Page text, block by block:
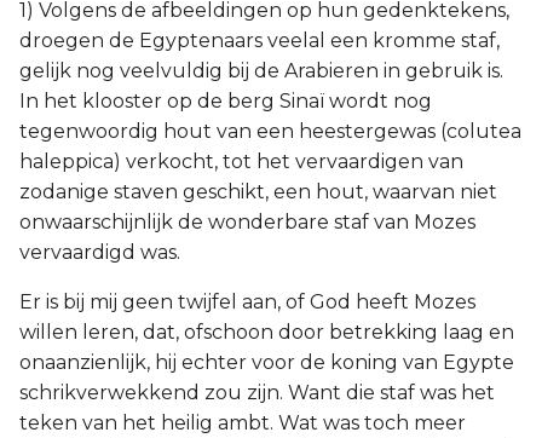
1) Volgens de afbeeldingen op hun gedenktekens,
droegen de Egyptenaars veelal een kromme staf,
gelijk nog veelvuldig bij de Arabieren in gebruik is.
In het klooster op de berg Sinaï wordt nog
tegenwoordig hout van een heestergewas (colutea
haleppica) verkocht, tot het vervaardigen van
zodanige staven geschikt, een hout, waarvan niet
onwaarschijnlijk de wonderbare staf van Mozes
vervaardigd was.
Er is bij mij geen twijfel aan, of God heeft Mozes
willen leren, dat, ofschoon door betrekking laag en
onaanzienlijk, hij echter voor de koning van Egypte
schrikverwekkend zou zijn. Want die staf was het
teken van het heilig ambt. Wat was toch meer